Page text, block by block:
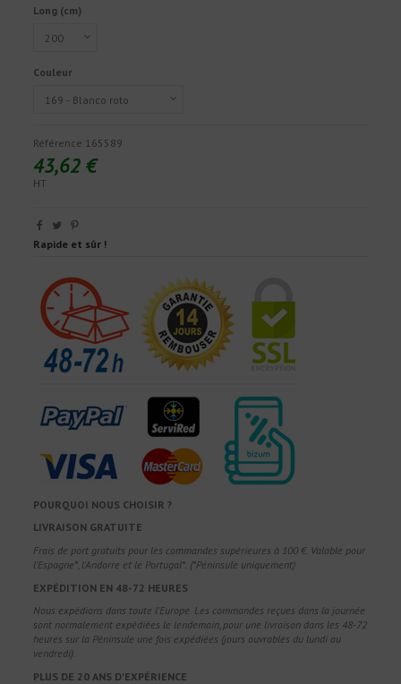
Long (cm)
Couleur
Référence 165589
43,62 €
HT
Rapide et sûr !
POURQUOI NOUS CHOISIR ?
LIVRAISON GRATUITE
Frais de port gratuits pour les commandes supérieures à 100 €. Valable pour
l'Espagne*, l'Andorre et le Portugal*. (*Péninsule uniquement)
EXPÉDITION EN 48-72 HEURES
Nous expédions dans toute l'Europe. Les commandes reçues dans la journée
sont normalement expédiées le lendemain, pour une livraison dans les 48-72
heures sur la Péninsule une fois expédiées (jours ouvrables du lundi au
vendredi).
PLUS DE 20 ANS D'EXPÉRIENCE